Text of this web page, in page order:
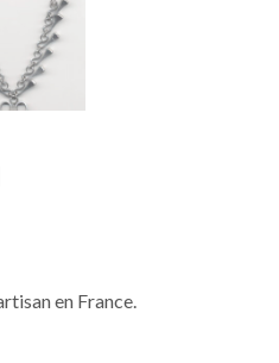
en France.